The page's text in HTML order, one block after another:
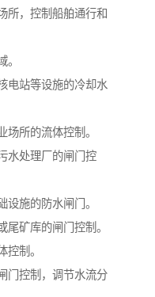
所，控制船舶通行和
电站等设施的冷却水
所的流体控制。
水处理厂的闸门控
施的防水闸门。
矿库的闸门控制。
控制。
门控制，调节水流分